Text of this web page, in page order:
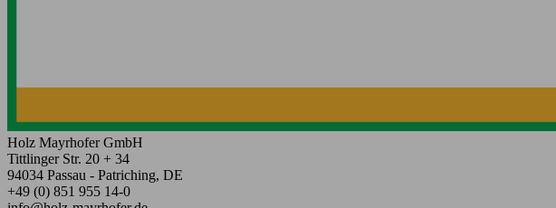
Holz Mayrhofer GmbH
Tittlinger Str. 20 + 34
94034 Passau - Patriching, DE
+49 (0) 851 955 14-0